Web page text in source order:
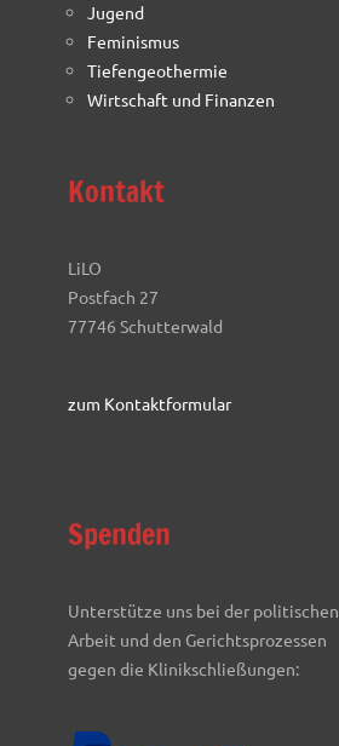
Jugend
Feminismus
Tiefengeothermie
Wirtschaft und Finanzen
Kontakt
LiLO
Postfach 27
77746 Schutterwald
zum Kontaktformular
Spenden
Unterstütze uns bei der politischen
Arbeit und den Gerichtsprozessen
gegen die Klinikschließungen: